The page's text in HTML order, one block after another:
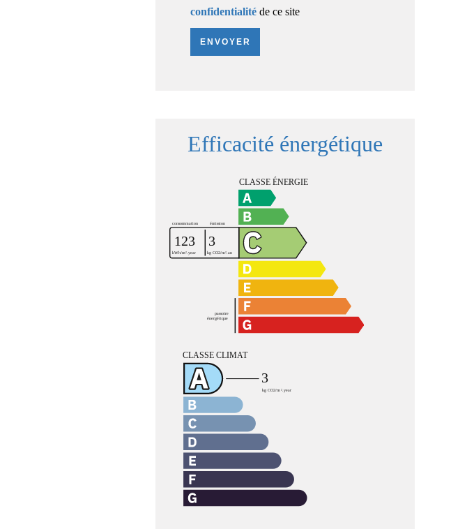
confidentialité de ce site
ENVOYER
Efficacité énergétique